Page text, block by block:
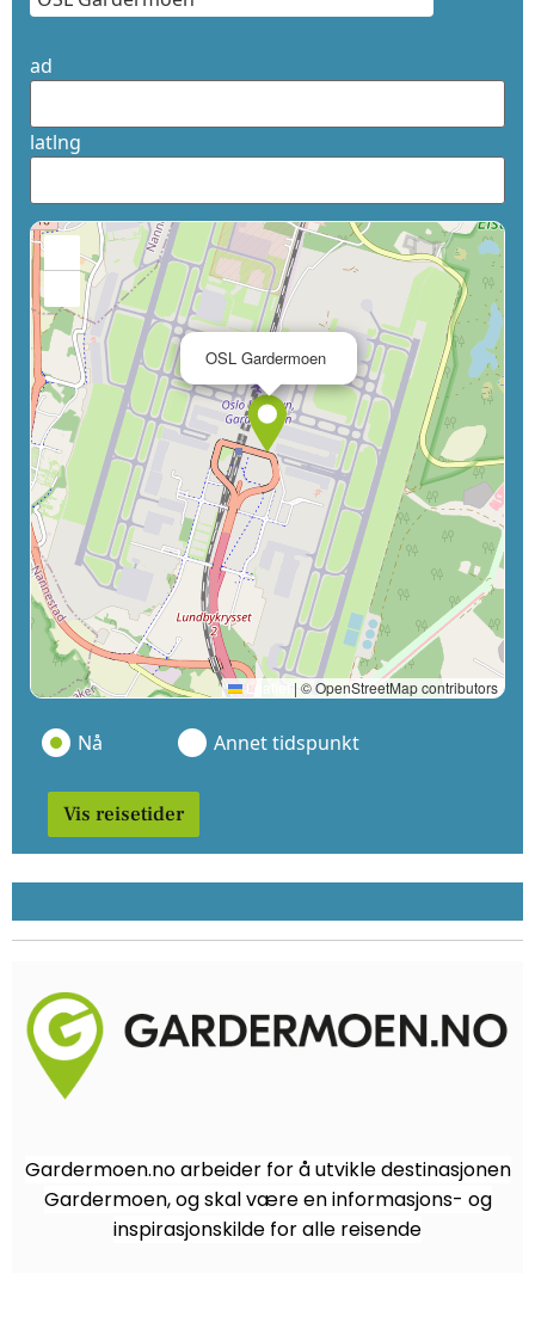
ad
latlng
OSL Gardermoen
Leaflet | © OpenStreetMap contributors
Nå Annet tidspunkt
Vis reisetider
Gardermoen.no arbeider for å utvikle destinasjonen
Gardermoen, og skal være en informasjons- og
inspirasjonskilde for alle reisende